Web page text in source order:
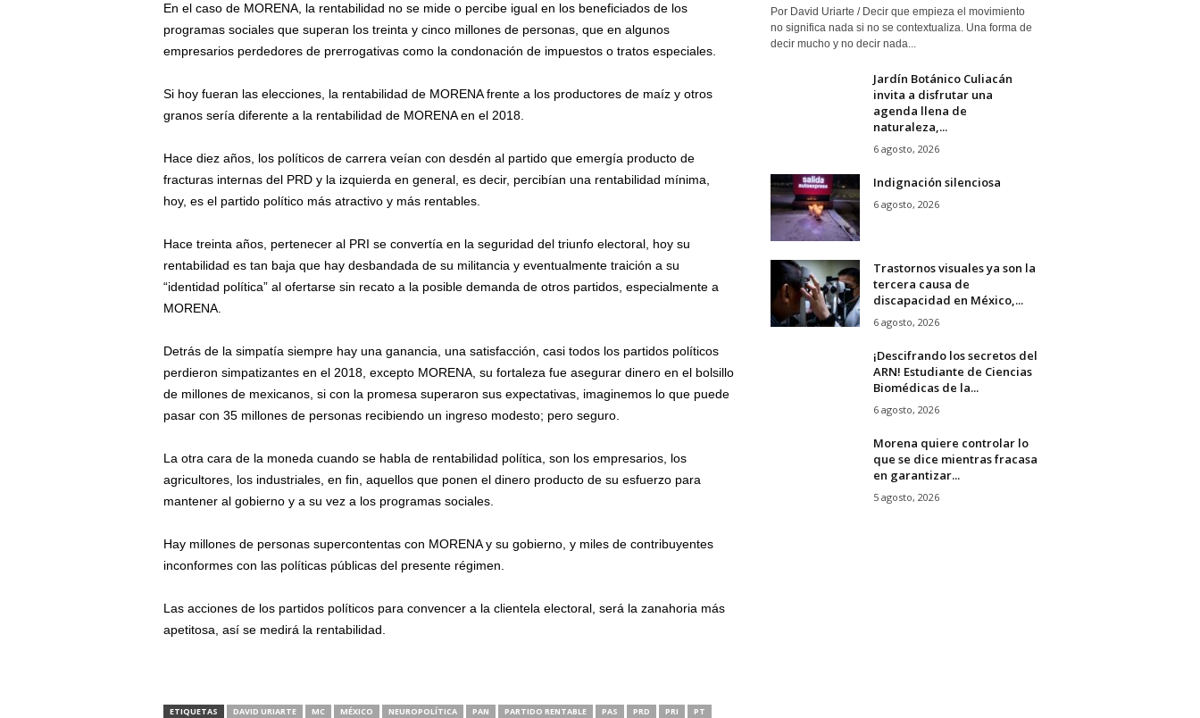
En el caso de MORENA, la rentabilidad no se mide o percibe igual en los beneficiados de los
programas sociales que superan los treinta y cinco millones de personas, que en algunos
empresarios perdedores de prerrogativas como la condonación de impuestos o tratos especiales.
Si hoy fueran las elecciones, la rentabilidad de MORENA frente a los productores de maíz y otros
granos sería diferente a la rentabilidad de MORENA en el 2018.
Hace diez años, los políticos de carrera veían con desdén al partido que emergía producto de
fracturas internas del PRD y la izquierda en general, es decir, percibían una rentabilidad mínima,
hoy, es el partido político más atractivo y más rentables.
Hace treinta años, pertenecer al PRI se convertía en la seguridad del triunfo electoral, hoy su
rentabilidad es tan baja que hay desbandada de su militancia y eventualmente traición a su
“identidad política” al ofertarse sin recato a la posible demanda de otros partidos, especialmente a
MORENA.
Detrás de la simpatía siempre hay una ganancia, una satisfacción, casi todos los partidos políticos
perdieron simpatizantes en el 2018, excepto MORENA, su fortaleza fue asegurar dinero en el bolsillo
de millones de mexicanos, si con la promesa superaron sus expectativas, imaginemos lo que puede
pasar con 35 millones de personas recibiendo un ingreso modesto; pero seguro.
La otra cara de la moneda cuando se habla de rentabilidad política, son los empresarios, los
agricultores, los industriales, en fin, aquellos que ponen el dinero producto de su esfuerzo para
mantener al gobierno y a su vez a los programas sociales.
Hay millones de personas supercontentas con MORENA y su gobierno, y miles de contribuyentes
inconformes con las políticas públicas del presente régimen.
Las acciones de los partidos políticos para convencer a la clientela electoral, será la zanahoria más
apetitosa, así se medirá la rentabilidad.
ETIQUETAS DAVID URIARTE MC MÉXICO NEUROPOLÍTICA PAN PARTIDO RENTABLE PAS PRD PRI
PT
Por David Uriarte / Decir que empieza el movimiento
no significa nada si no se contextualiza. Una forma de
decir mucho y no decir nada...
Jardín Botánico Culiacán
invita a disfrutar una
agenda llena de
naturaleza,...
6 agosto, 2026
Indignación silenciosa
6 agosto, 2026
Trastornos visuales ya son la
tercera causa de
discapacidad en México,...
6 agosto, 2026
¡Descifrando los secretos del
ARN! Estudiante de Ciencias
Biomédicas de la...
6 agosto, 2026
Morena quiere controlar lo
que se dice mientras fracasa
en garantizar...
5 agosto, 2026